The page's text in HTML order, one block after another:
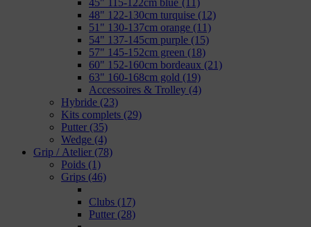
45" 115-122cm blue (11)
48" 122-130cm turquise (12)
51" 130-137cm orange (11)
54" 137-145cm purple (15)
57" 145-152cm green (18)
60" 152-160cm bordeaux (21)
63" 160-168cm gold (19)
Accessoires & Trolley (4)
Hybride (23)
Kits complets (29)
Putter (35)
Wedge (4)
Grip / Atelier (78)
Poids (1)
Grips (46)
Clubs (17)
Putter (28)